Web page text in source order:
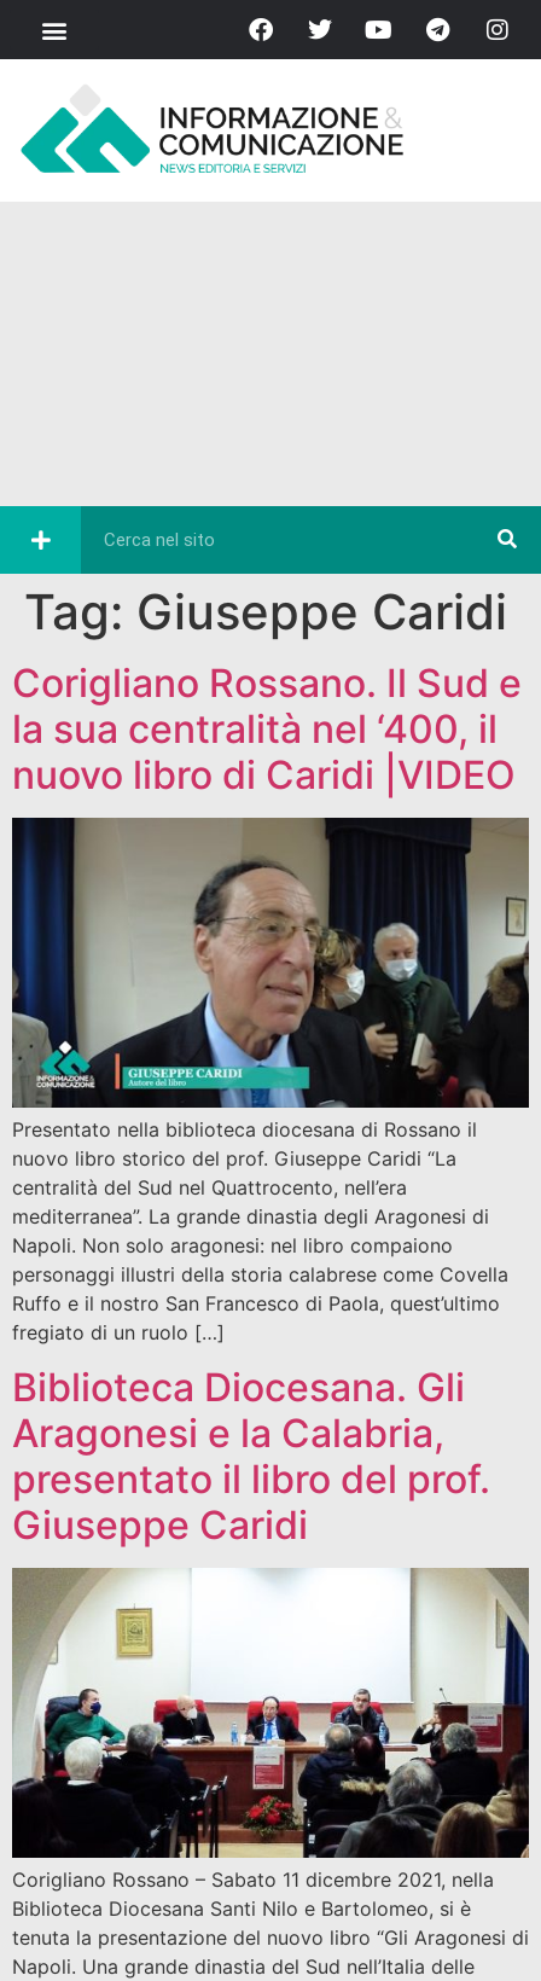
Tag: Giuseppe Caridi
Corigliano Rossano. Il Sud e
la sua centralità nel ‘400, il
nuovo libro di Caridi |VIDEO
Presentato nella biblioteca diocesana di Rossano il
nuovo libro storico del prof. Giuseppe Caridi “La
centralità del Sud nel Quattrocento, nell’era
mediterranea”. La grande dinastia degli Aragonesi di
Napoli. Non solo aragonesi: nel libro compaiono
personaggi illustri della storia calabrese come Covella
Ruffo e il nostro San Francesco di Paola, quest’ultimo
fregiato di un ruolo […]
Biblioteca Diocesana. Gli
Aragonesi e la Calabria,
presentato il libro del prof.
Giuseppe Caridi
Corigliano Rossano – Sabato 11 dicembre 2021, nella
Biblioteca Diocesana Santi Nilo e Bartolomeo, si è
tenuta la presentazione del nuovo libro “Gli Aragonesi di
Napoli. Una grande dinastia del Sud nell’Italia delle